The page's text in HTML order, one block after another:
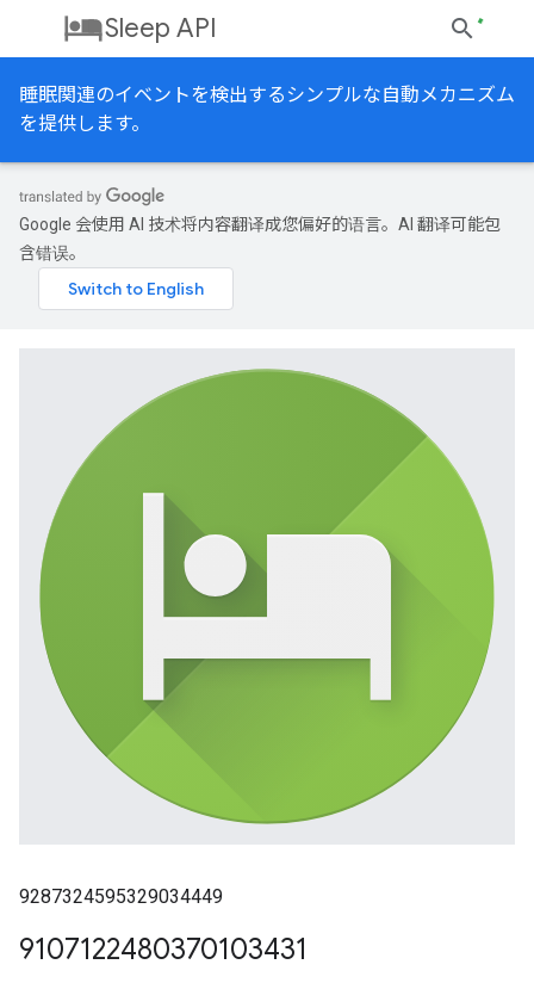
Sleep API
睡眠関連のイベントを検出するシンプルな自動メカニズム
を提供します。
Google 会使用 AI 技术将内容翻译成您偏好的语言。AI 翻译可能包
含错误。
9287324595329034449
9107122480370103431